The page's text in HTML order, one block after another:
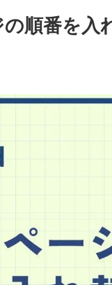
の順番を